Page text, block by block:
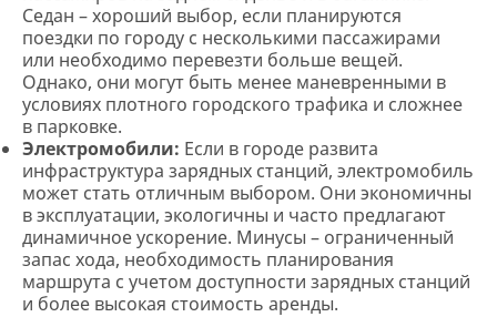
Седан – хороший выбор, если планируются
поездки по городу с несколькими пассажирами
или необходимо перевезти больше вещей.
Однако, они могут быть менее маневренными в
условиях плотного городского трафика и сложнее
в парковке.
Электромобили: Если в городе развита
инфраструктура зарядных станций, электромобиль
может стать отличным выбором. Они экономичны
в эксплуатации, экологичны и часто предлагают
динамичное ускорение. Минусы – ограниченный
запас хода, необходимость планирования
маршрута с учетом доступности зарядных станций
и более высокая стоимость аренды.